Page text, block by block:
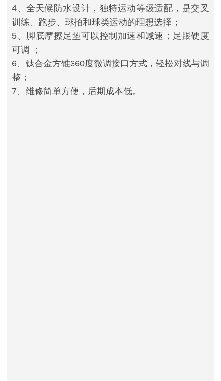
4、全天候防水设计，独特运动等级适配，是交叉
训练、跑步、球拍和球类运动的理想选择；
5、脚底摩擦足垫可以控制加速和减速；足跟硬度
可调 ；
6、钛合金方锥360度微调接口方式，轻松对线与调
整；
7、维修简单方便，后期成本低。